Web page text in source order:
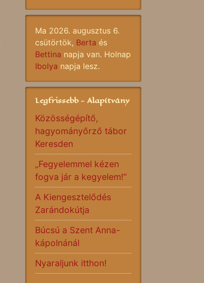
Ma 2026. augusztus 6.
csütörtök, Berta és
Bettina napja van. Holnap
Ibolya napja lesz.
Legfrissebb - Alapítvány
Közösségépítő,
hagyományőrző tábor
Keresden
„Fegyelemmel kézen
fogva jár a kegyelem!”
A Kiengesztelődés
Zarándokútja
Búcsú a Szent Anna-
kápolnánál
Nyaraljunk itthon!